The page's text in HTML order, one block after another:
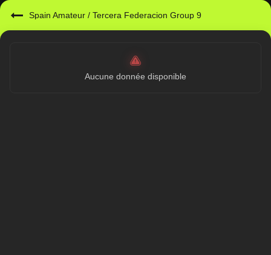
Spain Amateur / Tercera Federacion Group 9
Aucune donnée disponible